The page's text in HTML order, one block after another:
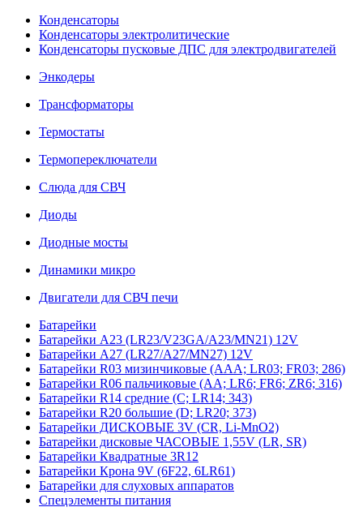
Конденсаторы
Конденсаторы электролитические
Конденсаторы пусковые ДПС для электродвигателей
Энкодеры
Трансформаторы
Термостаты
Термопереключатели
Слюда для СВЧ
Диоды
Диодные мосты
Динамики микро
Двигатели для СВЧ печи
Батарейки
Батарейки A23 (LR23/V23GA/A23/MN21) 12V
Батарейки A27 (LR27/A27/MN27) 12V
Батарейки R03 мизинчиковые (AAA; LR03; FR03; 286)
Батарейки R06 пальчиковые (AA; LR6; FR6; ZR6; 316)
Батарейки R14 средние (C; LR14; 343)
Батарейки R20 большие (D; LR20; 373)
Батарейки ДИСКОВЫЕ 3V (CR, Li-MnO2)
Батарейки дисковые ЧАСОВЫЕ 1,55V (LR, SR)
Батарейки Квадратные 3R12
Батарейки Крона 9V (6F22, 6LR61)
Батарейки для слуховых аппаратов
Спецэлементы питания